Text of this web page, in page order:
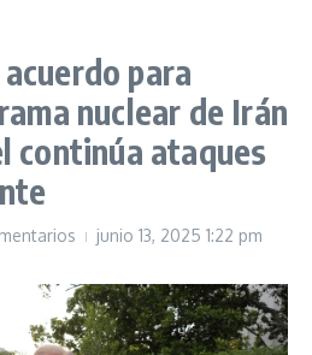
para
nuclear de Irán
continúa ataques
junio 13, 2025 1:22 pm